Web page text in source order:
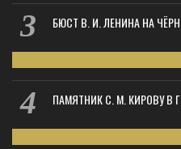
БЮСТ В. И. ЛЕНИНА НА
ПАМЯТНИК С. М. КИРОВУ В